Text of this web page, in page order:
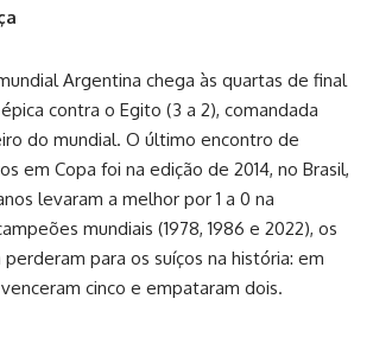
Argentina chega às quartas de final
contra o Egito (3 a 2), comandada
do mundial. O último encontro de
em Copa foi na edição de 2014, no Brasil,
levaram a melhor por 1 a 0 na
mundiais (1978, 1986 e 2022), os
para os suíços na história: em
cinco e empataram dois.